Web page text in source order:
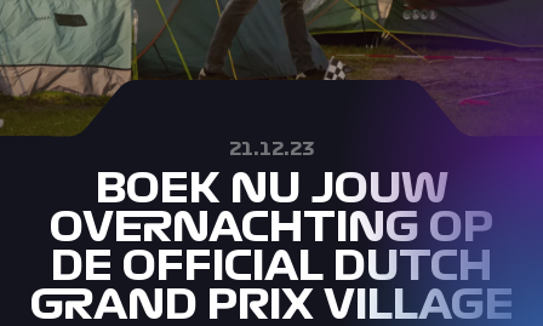
21.12.23
BOEK NU JOUW
OVERNACHTING OP
DE OFFICIAL DUTCH
GRAND PRIX VILLAGE